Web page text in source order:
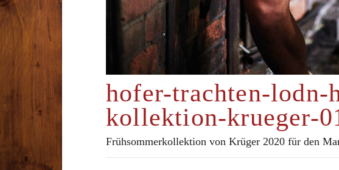
hofer-trachten-lodn-
kollektion-krueger-
Frühsommerkollektion von Krüger 2020 für den